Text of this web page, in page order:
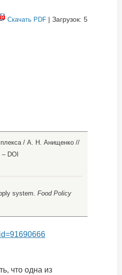
Скачать PDF | Загрузок: 5
/ А. Н. Анищенко //
DOI
system. Food Policy
что одна из